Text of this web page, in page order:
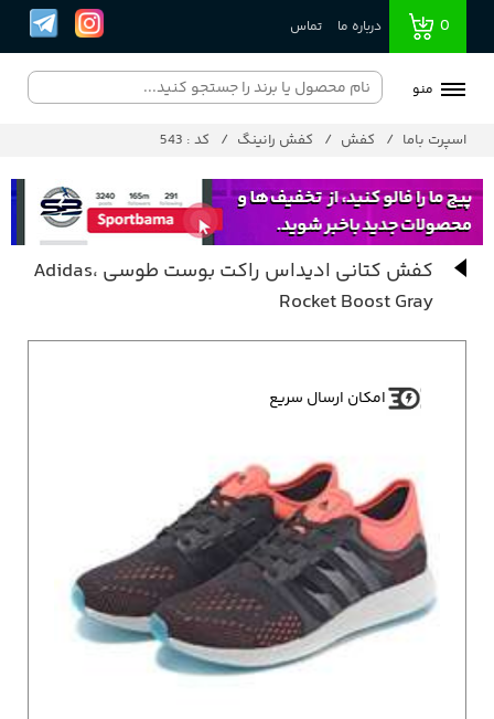
0 درباره ما تماس
منو
اسپرت باما کفش کفش رانینگ کد : 543
کفش کتانی ادیداس راکت بوست طوسی ،Adidas
Rocket Boost Gray
امکان ارسال سریع